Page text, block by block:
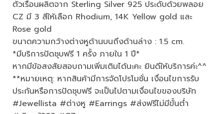
ตัวเรือนผลิตจาก Sterling Silver 925 ประดับด้วยพลอย
CZ มี 3 สีให้เลือก Rhodium, 14K Yellow gold และ
Rose gold
ขนาดความกว้างต่างหูด้านบนถึงด้านล่าง : 1.5 cm.
*มีบริการปัดชุบฟรี 1 ครั้ง ภายใน 1 ปี*
หากมีข้อสงสัยสอบถามเพิ่มเติมได้นะคะ ยินดีให้บริการค่ะ^^
**หมายเหตุ: หากสินค้ามีการจัดโปรโมชั่น เงื่อนไขการรับ
ประกันหรือการปัดชุบฟรี จะเป็นไปตามเงื่อนไขของบริษัท
#Jewellista #ต่างหู #Earrings #ส่งฟรีไม่มีขั้นต่ำ